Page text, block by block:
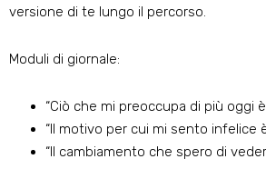
versione di te lungo il percorso.
Moduli di giornale:
“Ciò che mi preoccupa di più oggi
“Il motivo per cui mi sento infelice
“Il cambiamento che spero di